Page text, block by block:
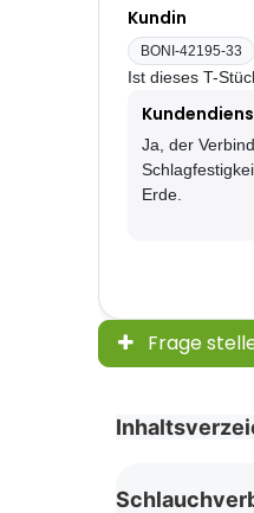
Kundin
BONI-42195-33
Ist dieses T-
Ja, der
Erde.
Frage